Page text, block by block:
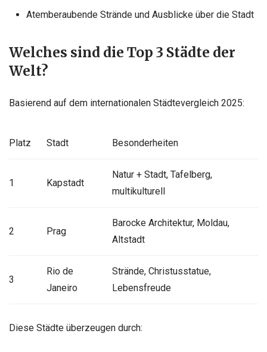
Atemberaubende Strände und Ausblicke über die Stadt
Welches sind die Top 3 Städte der
Welt?
Basierend auf dem internationalen Städtevergleich 2025:
Platz Stadt Besonderheiten
1 Kapstadt
Natur + Stadt, Tafelberg,
multikulturell
2 Prag
Barocke Architektur, Moldau,
Altstadt
3
Rio de
Janeiro
Strände, Christusstatue,
Lebensfreude
Diese Städte überzeugen durch: